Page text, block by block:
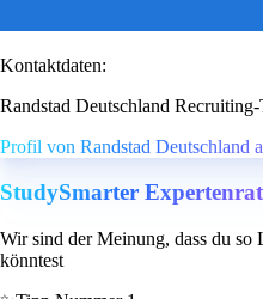
Kontaktdaten:
Randstad Deutschland Recruiting-
Profil von Randstad Deutschland
StudySmarter Expertenrat
Wir sind der Meinung, dass du so
könntest